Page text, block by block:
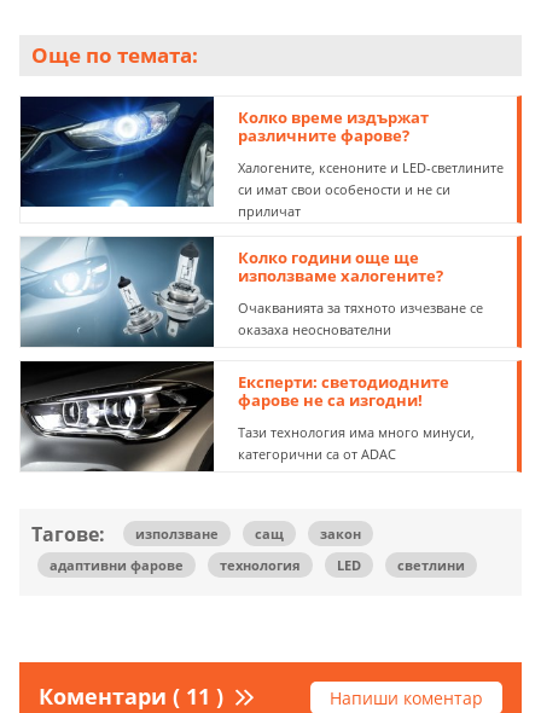
Още по темата:
Колко време издържат
различните фарове?
Халогените, ксеноните и LED-светлините
си имат свои особености и не си
приличат
Колко години още ще
използваме халогените?
Очакванията за тяхното изчезване се
оказаха неоснователни
Eксперти: светодиодните
фарове не са изгодни!
Тази технология има много минуси,
категорични са от ADAC
Тагове: използване сащ
закон
адаптивни фарове
технология LED светлини
Коментари ( 11 ) Напиши коментар